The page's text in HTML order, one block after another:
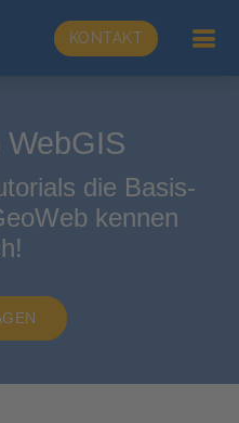
KONTAKT
die Basis-
kennen